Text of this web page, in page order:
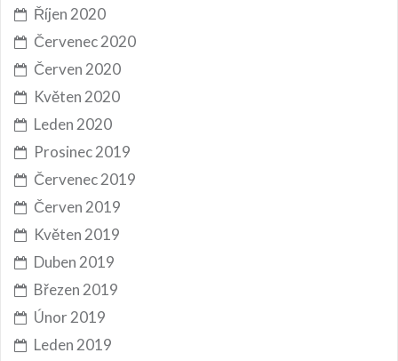
Říjen 2020
Červenec 2020
Červen 2020
Květen 2020
Leden 2020
Prosinec 2019
Červenec 2019
Červen 2019
Květen 2019
Duben 2019
Březen 2019
Únor 2019
Leden 2019